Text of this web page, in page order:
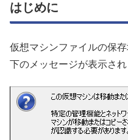
はじめに
仮想マシンファイルの保
下のメッセージが表示され